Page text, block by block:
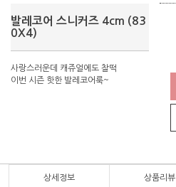
발레코어 스니커즈 4cm (83
0X4)
사랑스러운데 캐쥬얼에도 찰떡
이번 시즌 핫한 발레코어룩~
상세정보 상품리뷰